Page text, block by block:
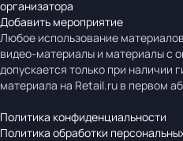
организатора
Добавить мероприятие
Любое использование
видео-материалы и материалы с
допускается только при наличии
материала на Retail.ru в первом
Политика конфиденциальности
Политика обработки